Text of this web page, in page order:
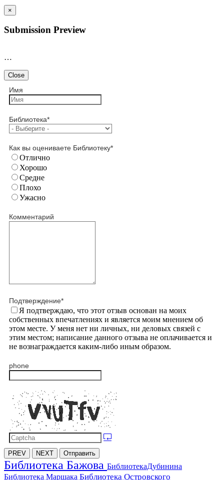
×
Submission Preview
…
Close
Имя
Библиотека*
Как вы оцениваете Библиотеку*
Отлично
Хорошо
Средне
Плохо
Ужасно
Комментарий
Подтверждение*
Я подтверждаю, что этот отзыв основан на моих
собственных впечатлениях и является моим мнением об
этом месте. У меня нет ни личных, ни деловых связей с
этим местом; написание данного отзыва не оплачивается и
не вознаграждается каким-либо иным образом.
phone
PREV NEXT Отправить
Библиотека Бажова БиблиотекаДубинина
Библиотека Маршака Библиотека Островского